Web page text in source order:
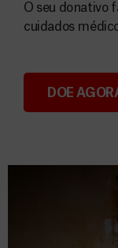
O seu donativo
cuidados
DOE